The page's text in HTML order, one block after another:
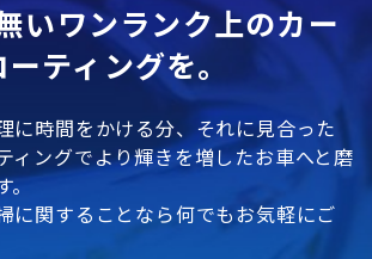
いワンランク上のカー
ーティングを。
に時間をかける分、それに見合った
ィングでより輝きを増したお車へと磨
。
に関することなら何でもお気軽にご